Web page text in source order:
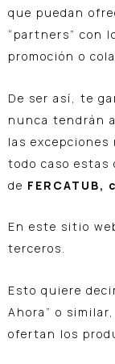
que puedan
“partners” con
promoción o
De ser así, te
nunca tendrán
las
todo caso estas
de
En este sitio
terceros.
Esto quiere
Ahora” o
ofertan los